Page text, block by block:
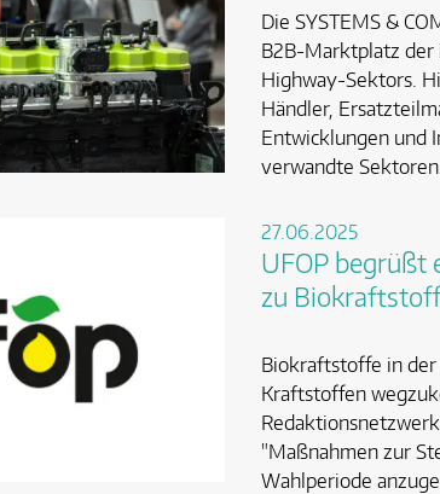
Die SYSTEMS &
B2B-Marktplatz der
Highway-Sektors.
Händler,
Entwicklungen und
verwandte
27.06.2025
UFOP begrüßt
zu
Biokraftstoffe in
Kraftstoffen
"Maßnahmen zur
Wahlperiode